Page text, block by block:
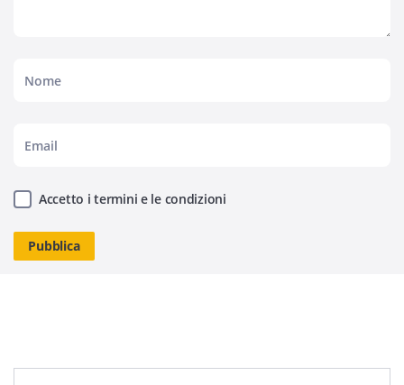
Accetto i termini e le condizioni